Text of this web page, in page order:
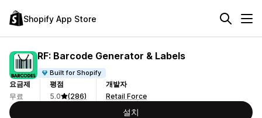
Shopify App Store
RF: Barcode Generator & Labels
Built for Shopify
요금제
무료
평점
5.0
(286)
개발자
Retail Force
설치